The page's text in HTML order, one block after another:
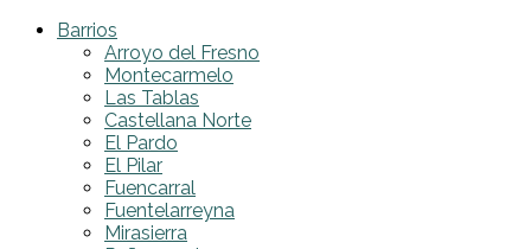
Barrios
Arroyo del Fresno
Montecarmelo
Las Tablas
Castellana Norte
El Pardo
El Pilar
Fuencarral
Fuentelarreyna
Mirasierra